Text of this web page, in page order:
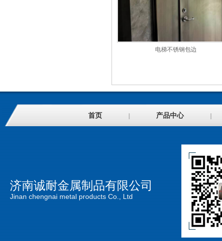
电梯不锈钢包边
首页 产品中心
济南诚耐金属制品有限公司
Jinan chengnai metal products Co., Ltd